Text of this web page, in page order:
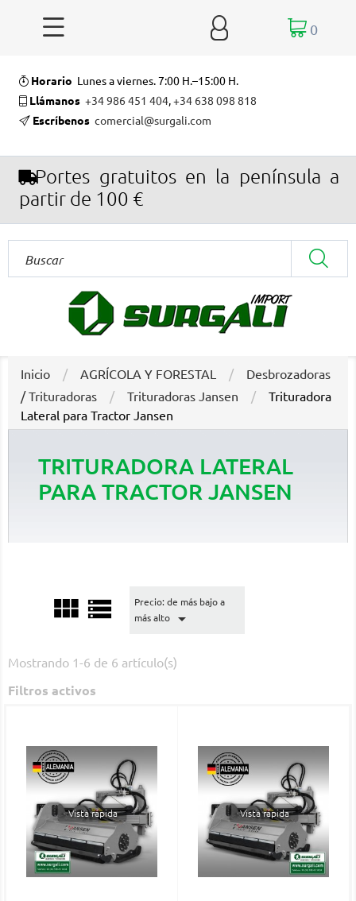
  0
Horario Lunes a viernes. 7:00 H.–15:00 H.
Llámanos +34 986 451 404,+34 638 098 818
Escríbenos comercial@surgali.com
Portes gratuitos en la península a
partir de 100 €
Inicio AGRÍCOLA Y FORESTAL
Desbrozadoras
/ Trituradoras
Trituradoras Jansen
Trituradora
Lateral para Tractor Jansen
TRITURADORA LATERAL
PARA TRACTOR JANSEN
 
Precio: de más bajo a
más alto

Mostrando 1-6 de 6 artículo(s)
Filtros activos
Vista rápida Vista rápida